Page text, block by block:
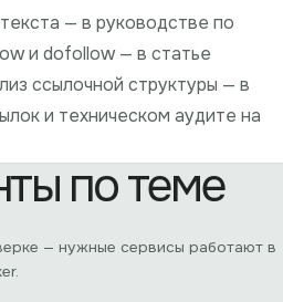
— в руководстве по
и dofollow — в статье
ссылочной структуры — в
и техническом аудите на
по теме
— нужные сервисы работают в